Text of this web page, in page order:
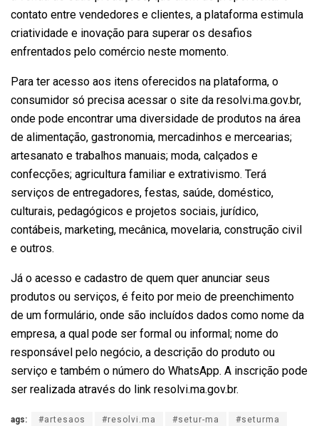
contato entre vendedores e clientes, a plataforma estimula
criatividade e inovação para superar os desafios
enfrentados pelo comércio neste momento.
Para ter acesso aos itens oferecidos na plataforma, o
consumidor só precisa acessar o site da resolvi.ma.gov.br,
onde pode encontrar uma diversidade de produtos na área
de alimentação, gastronomia, mercadinhos e mercearias;
artesanato e trabalhos manuais; moda, calçados e
confecções; agricultura familiar e extrativismo. Terá
serviços de entregadores, festas, saúde, doméstico,
culturais, pedagógicos e projetos sociais, jurídico,
contábeis, marketing, mecânica, movelaria, construção civil
e outros.
Já o acesso e cadastro de quem quer anunciar seus
produtos ou serviços, é feito por meio de preenchimento
de um formulário, onde são incluídos dados como nome da
empresa, a qual pode ser formal ou informal; nome do
responsável pelo negócio, a descrição do produto ou
serviço e também o número do WhatsApp. A inscrição pode
ser realizada através do link resolvi.ma.gov.br.
ags: #artesaos #resolvi.ma #setur-ma #seturma